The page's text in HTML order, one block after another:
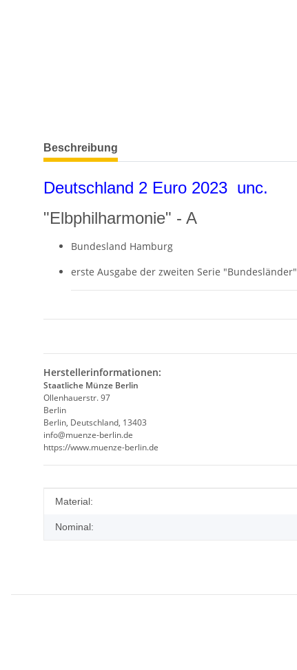
weitere Registerkarten anzeigen
Beschreibung
Deutschland 2 Euro 2023 unc.
"Elbphilharmonie" - A
Bundesland Hamburg
erste Ausgabe der zweiten Serie "Bundesländer"
Herstellerinformationen:
Staatliche Münze Berlin
Ollenhauerstr. 97
Berlin
Berlin, Deutschland, 13403
info@muenze-berlin.de
https://www.muenze-berlin.de
Produkteigenschaft
Wert
Material:
Nominal: